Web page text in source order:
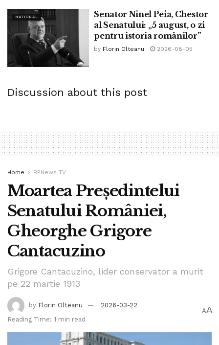
NATIONAL
Senator Ninel Peia, Chestor
al Senatului: „5 august, o zi
pentru istoria românilor”
by Florin Olteanu 2026-08-05
Discussion about this post
Home BPNews TV
Moartea Președintelui
Senatului României,
Gheorghe Grigore
Cantacuzino
Grigore Cantacuzino, lider conservator a murit
pe 22 martie 1913
by Florin Olteanu
2026-03-22
Reading Time: 1 min read
AA